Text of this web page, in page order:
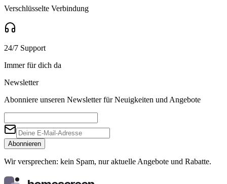
Verschlüsselte Verbindung
24/7 Support
Immer für dich da
Newsletter
Abonniere unseren Newsletter für Neuigkeiten und Angebote
Abonnieren
Wir versprechen: kein Spam, nur aktuelle Angebote und Rabatte.